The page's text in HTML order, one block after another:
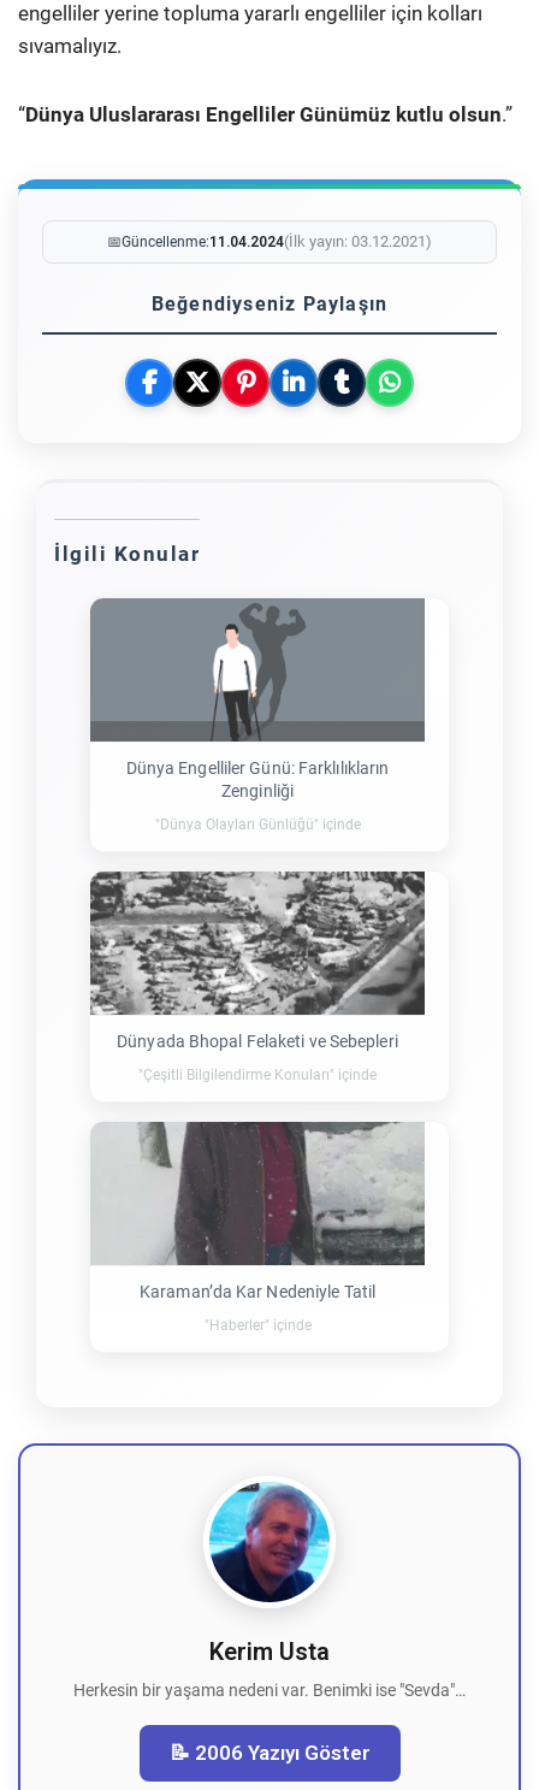
engelliler yerine topluma yararlı engelliler için kolları
sıvamalıyız.
“Dünya Uluslararası Engelliler Günümüz kutlu olsun.”
📅Güncellenme:11.04.2024(İlk yayın: 03.12.2021)
Beğendiyseniz Paylaşın
İlgili Konular
Dünya Engelliler Günü: Farklılıkların
Zenginliği
"Dünya Olayları Günlüğü" içinde
Dünyada Bhopal Felaketi ve Sebepleri
"Çeşitli Bilgilendirme Konuları" içinde
Karaman’da Kar Nedeniyle Tatil
"Haberler" içinde
Kerim Usta
Herkesin bir yaşama nedeni var. Benimki ise "Sevda"…
📝 2006 Yazıyı Göster